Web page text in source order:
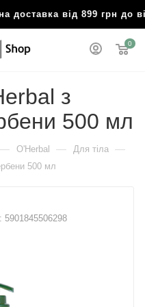
доставка від 899 грн до
0
з
500 мл
— O'Herbal — Для тіла —
500 мл
5901845506298